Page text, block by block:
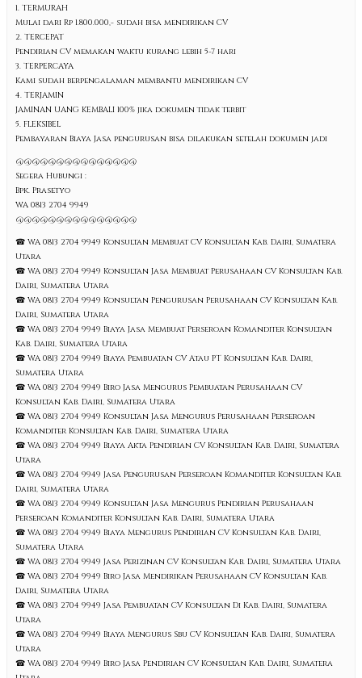
1. TERMURAH
Mulai dari Rp 1.800.000,- sudah bisa mendirikan CV
2. TERCEPAT
Pendirian CV memakan waktu kurang lebih 5-7 hari
3. TERPERCAYA
Kami sudah berpengalaman membantu mendirikan CV
4. TERJAMIN
JAMINAN UANG KEMBALI 100% jika dokumen tidak terbit
5. FLEKSIBEL
Pembayaran Biaya Jasa pengurusan bisa dilakukan setelah dokumen jadi
@@@@@@@@@@@@@@@
Segera Hubungi :
Bpk. Prasetyo
WA 0813 2704 9949
@@@@@@@@@@@@@@@
☎ WA 0813 2704 9949 Konsultan Membuat CV Konsultan Kab. Dairi, Sumatera
Utara
☎ WA 0813 2704 9949 Konsultan Jasa Membuat Perusahaan CV Konsultan Kab.
Dairi, Sumatera Utara
☎ WA 0813 2704 9949 Konsultan Pengurusan Perusahaan CV Konsultan Kab.
Dairi, Sumatera Utara
☎ WA 0813 2704 9949 Biaya Jasa Membuat Perseroan Komanditer Konsultan
Kab. Dairi, Sumatera Utara
☎ WA 0813 2704 9949 Biaya Pembuatan CV Atau PT Konsultan Kab. Dairi,
Sumatera Utara
☎ WA 0813 2704 9949 Biro Jasa Mengurus Pembuatan Perusahaan CV
Konsultan Kab. Dairi, Sumatera Utara
☎ WA 0813 2704 9949 Konsultan Jasa Mengurus Perusahaan Perseroan
Komanditer Konsultan Kab. Dairi, Sumatera Utara
☎ WA 0813 2704 9949 Biaya Akta Pendirian CV Konsultan Kab. Dairi, Sumatera
Utara
☎ WA 0813 2704 9949 Jasa Pengurusan Perseroan Komanditer Konsultan Kab.
Dairi, Sumatera Utara
☎ WA 0813 2704 9949 Konsultan Jasa Mengurus Pendirian Perusahaan
Perseroan Komanditer Konsultan Kab. Dairi, Sumatera Utara
☎ WA 0813 2704 9949 Biaya Mengurus Pendirian CV Konsultan Kab. Dairi,
Sumatera Utara
☎ WA 0813 2704 9949 Jasa Perizinan CV Konsultan Kab. Dairi, Sumatera Utara
☎ WA 0813 2704 9949 Biro Jasa Mendirikan Perusahaan CV Konsultan Kab.
Dairi, Sumatera Utara
☎ WA 0813 2704 9949 Jasa Pembuatan CV Konsultan Di Kab. Dairi, Sumatera
Utara
☎ WA 0813 2704 9949 Biaya Mengurus Sbu CV Konsultan Kab. Dairi, Sumatera
Utara
☎ WA 0813 2704 9949 Biro Jasa Pendirian CV Konsultan Kab. Dairi, Sumatera